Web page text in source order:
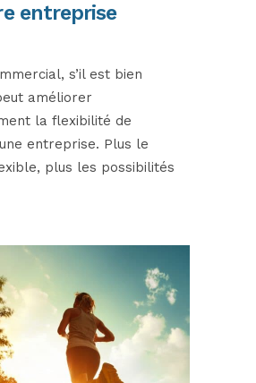
entreprise
s’il est bien
améliorer
la flexibilité de
entreprise. Plus le
plus les possibilités